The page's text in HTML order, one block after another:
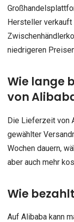
Hersteller
niedrigeren
Wie lange
von
Die Lieferzeit von
gewählter
Wochen dauern,
aber auch mehr
Wie
Auf Alibaba kann